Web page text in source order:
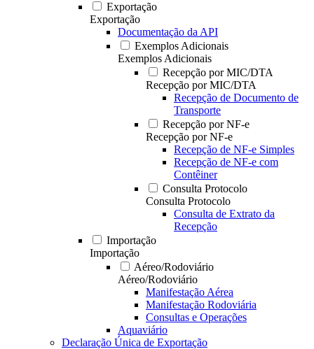
Exportação
Exportação
Documentação da API
Exemplos Adicionais
Exemplos Adicionais
Recepção por MIC/DTA
Recepção por MIC/DTA
Recepção de Documento de
Transporte
Recepção por NF-e
Recepção por NF-e
Recepção de NF-e Simples
Recepção de NF-e com
Contêiner
Consulta Protocolo
Consulta Protocolo
Consulta de Extrato da
Recepção
Importação
Importação
Aéreo/Rodoviário
Aéreo/Rodoviário
Manifestação Aérea
Manifestação Rodoviária
Consultas e Operações
Aquaviário
Declaração Única de Exportação